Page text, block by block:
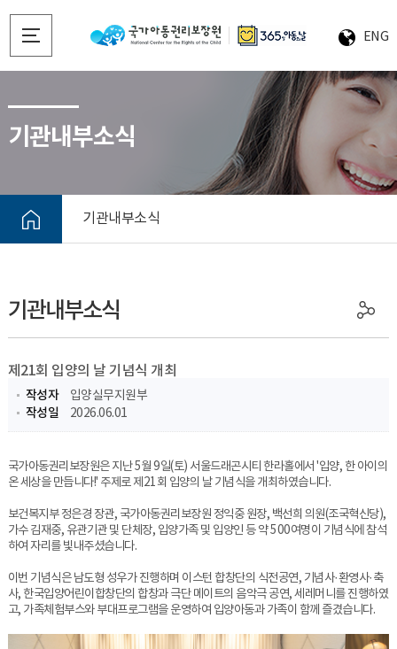
ENG
기관내부소식
기관내부소식
기관내부소식
제21회 입양의 날 기념식 개최
작성자 입양실무지원부
작성일 2026.06.01
국가아동권리보장원은 지난 5월 9일(토) 서울드래곤시티 한라홀에서 '입양, 한 아이의
온 세상을 만듭니다!' 주제로 제21회 입양의 날 기념식을 개최하였습니다.
보건복지부 정은경 장관, 국가아동권리보장원 정익중 원장, 백선희 의원(조국혁신당),
가수 김재중, 유관기관 및 단체장, 입양가족 및 입양인 등 약 500여명이 기념식에 참석
하여 자리를 빛내주셨습니다.
이번 기념식은 남도형 성우가 진행하며 이스턴 합창단의 식전공연, 기념사·환영사·축
사, 한국입양어린이합창단의 합창과 극단 메이트의 음악극 공연, 세레머니를 진행하였
고, 가족체험부스와 부대프로그램을 운영하여 입양아동과 가족이 함께 즐겼습니다.